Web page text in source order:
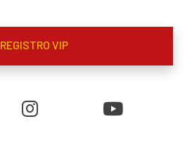
REGISTRO VIP